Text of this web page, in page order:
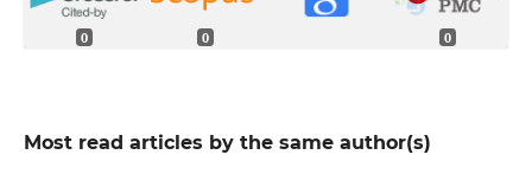
0 0 0
Most read articles by the same author(s)